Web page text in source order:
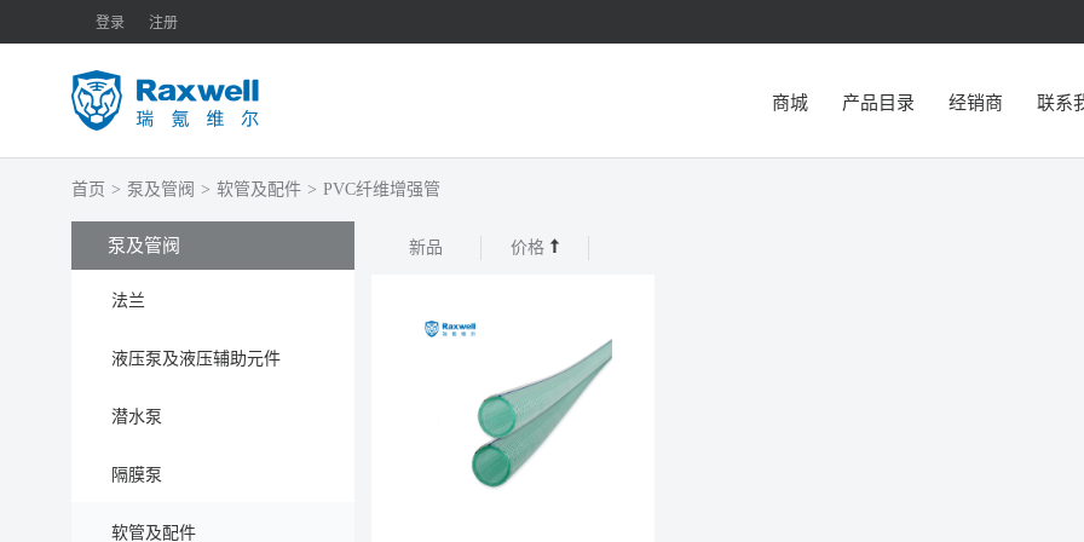
登录 注册
商城 产品目录 经销商 联系
首页 > 泵及管阀 > 软管及配件 > PVC纤维增强管
泵及管阀
法兰
液压泵及液压辅助元件
潜水泵
隔膜泵
软管及配件
新品 价格